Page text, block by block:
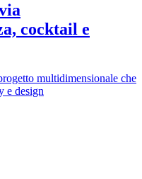
cocktail e
multidimensionale che
e design